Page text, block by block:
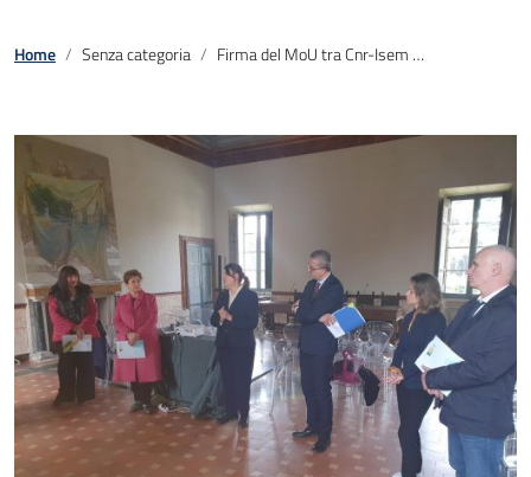
Home Senza categoria Firma del MoU tra Cnr-Isem e l'AIDSSH di Tirana per la valorizzazione degli archivi e della storia dell'Albania